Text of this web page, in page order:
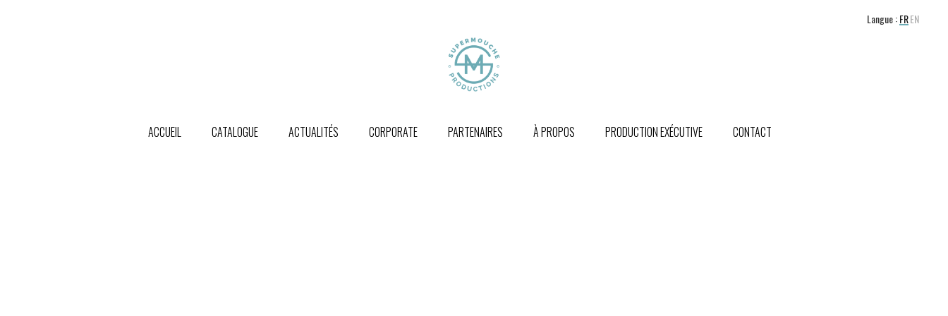
ACCUEIL CATALOGUE ACTUALITÉS CORPORATE PARTENAIRES À PROPOS PRODUCTION EXÉCUTIVE CONTACT
Langue :FREN